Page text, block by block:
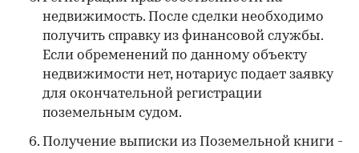
недвижимость. После сделки необходимо
получить справку из финансовой службы.
Если обременений по данному объекту
недвижимости нет, нотариус подает заявку
для окончательной регистрации
поземельным судом.
Получение выписки из Поземельной книги -